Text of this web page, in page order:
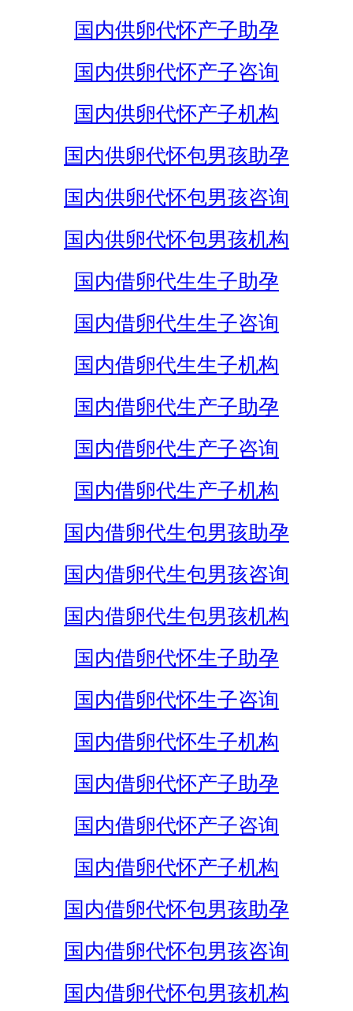
国内供卵代怀产子助孕
国内供卵代怀产子咨询
国内供卵代怀产子机构
国内供卵代怀包男孩助孕
国内供卵代怀包男孩咨询
国内供卵代怀包男孩机构
国内借卵代生生子助孕
国内借卵代生生子咨询
国内借卵代生生子机构
国内借卵代生产子助孕
国内借卵代生产子咨询
国内借卵代生产子机构
国内借卵代生包男孩助孕
国内借卵代生包男孩咨询
国内借卵代生包男孩机构
国内借卵代怀生子助孕
国内借卵代怀生子咨询
国内借卵代怀生子机构
国内借卵代怀产子助孕
国内借卵代怀产子咨询
国内借卵代怀产子机构
国内借卵代怀包男孩助孕
国内借卵代怀包男孩咨询
国内借卵代怀包男孩机构